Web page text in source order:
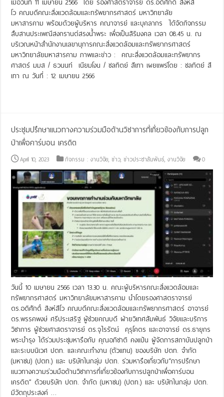
เมื่อวันที่ 11 เมษายน 2566 โดย รองศาสตราจารย์ ดร.อดิศักดิ์ สิงห์สี
โว คณบดีคณะสิ่งแวดล้อมและทรัพยากรศาสตร์ มหาวิทยาลัย
มหาสารคาม พร้อมด้วยผู้บริหาร คณาจารย์ และบุคลากร ได้จัดกิจกรรม
สืบสานประเพณีสงกรานต์สรงน้ำพระ เพื่อเป็นสิริมงคล เวลา 08.45 น. ณ
บริเวณหน้าสำนักงานเลขานุการคณะสิ่งแวดล้อมและทรัพยากรศาสตร์
มหาวิทยาลัยมหาสารคาม ภาพและข่าว : คณะสิ่งแวดล้อมและทรัพยากร
ศาสตร์ มมส / ธวนนท์ เนียมโงน / ชลทิตย์ สีเทา เผยแพร่โดย : ชลทิตย์ สี
เทา ณ วันที่ : 12 เมษายน 2566
ประชุมปรึกษาแนวทางความร่วมมือด้านวิชาการที่เกี่ยวข้องกับการปลูก
ป่าเพื่อคาร์บอน เครดิต
April 10, 2023 กิจกรรม : งานวิจัย,ข่าว,ข่าวประชาสัมพันธ์,งานวิจัย 0
วันนี้ 10 เมษายน 2566 เวลา 13.30 น. คณะผู้บริหารคณะสิ่งแวดล้อมและ
ทรัพยากรศาสตร์ มหาวิทยาลัยมหาสารคาม นำโดยรองศาสตราจารย์
ดร.อดิศักดิ์ สิงห์สีโว คณบดีคณะสิ่งแวดล้อมและทรัพยากรศาสตร์ อาจารย์
ดร.พรรคพงษ์ ศรีประเสริฐ ผู้ช่วยคณบดี ฝ่ายวิเทศสัมพันธ์ วิจัยและบริการ
วิชาการ ผู้ช่วยศาสตราจารย์ ดร.จุไรรัตน์ คุรุโคตร และอาจารย์ ดร.ธายุกร
พระบำรุง ได้ร่วมประชุมหารือกับ คุณอภิชาติ คงแป้น ผู้จัดการสถาบันปลูกป่า
และระบบนิเวศ ปตท. และคณะทำงาน (ตัวแทน) ของบริษัท ปตท. จำกัด
(มหาชน) (ปตท.) และ บริษัทในกลุ่ม ปตท. ร่วมหารือเกี่ยวกับ“การปรึกษา
แนวทางความร่วมมือด้านวิชาการที่เกี่ยวข้องกับการปลูกป่าเพื่อคาร์บอน
เครดิต” ด้วยบริษัท ปตท. จำกัด (มหาชน) (ปตท.) และ บริษัทในกลุ่ม ปตท.
มีวัตถุประสงค์ …